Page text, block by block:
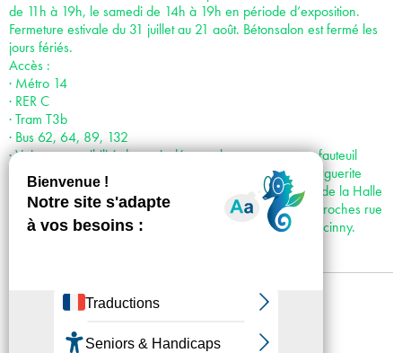
de 11h à 19h, le samedi de 14h à 19h en période d’exposition.
Fermeture estivale du 31 juillet au 21 août. Bétonsalon est fermé les
jours fériés.
Accès :
· Métro 14
· RER C
· Tram T3b
· Bus 62, 64, 89, 132
· Voiture : possibilité de venir déposer les personnes en fauteuil
roulant juste devant le centre d’art : accès par la rue Marguerite
Duras, puis par l’Esplanade Pierre Vidal Naquet, le long de la Halle
aux farines. Places de stationnement réservées les plus proches rue
Françoise Dolto ; puis rue Hélène Brion et Rue René Goscinny.
Accessibilité